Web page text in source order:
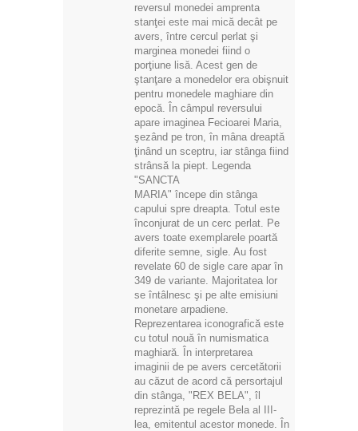
reversul monedei amprenta
stanţei este mai mică decât pe
avers, între cercul perlat şi
marginea monedei fiind o
porţiune lisă. Acest gen de
ştanţare a monedelor era obişnuit
pentru monedele maghiare din
epocă. În câmpul reversului
apare imaginea Fecioarei Maria,
şezând pe tron, în mâna dreaptă
ţinând un sceptru, iar stânga fiind
strânsă la piept. Legenda
"SANCTA
MARIA" începe din stânga
capului spre dreapta. Totul este
înconjurat de un cerc perlat. Pe
avers toate exemplarele poartă
diferite semne, sigle. Au fost
revelate 60 de sigle care apar în
349 de variante. Majoritatea lor
se întâlnesc şi pe alte emisiuni
monetare arpadiene.
Reprezentarea iconografică este
cu totul nouă în numismatica
maghiară. În interpretarea
imaginii de pe avers cercetătorii
au căzut de acord că persortajul
din stânga, "REX BELA", îl
reprezintă pe regele Bela al III-
lea, emitentul acestor monede. În